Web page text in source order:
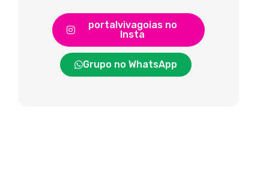
portalvivagoias no
Insta
Grupo no WhatsApp